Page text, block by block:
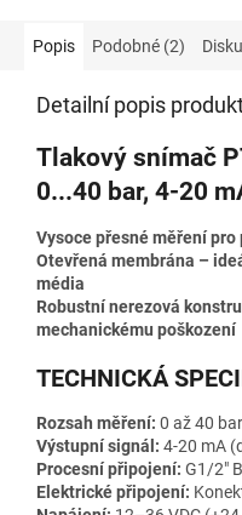
Popis Podobné (2)
Detailní popis
Tlakový snímač
0...40 bar, 4-20
Vysoce přesné měření
Otevřená membrána –
média
Robustní nerezová
mechanickému poškození
TECHNICKÁ
Rozsah měření: 0 až 40 bar
Výstupní signál: 4-20 mA
Procesní připojení: G1/2"
Elektrické připojení: